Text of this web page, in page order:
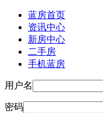
蓝房首页
资讯中心
新房中心
二手房
手机蓝房
用户名
密码